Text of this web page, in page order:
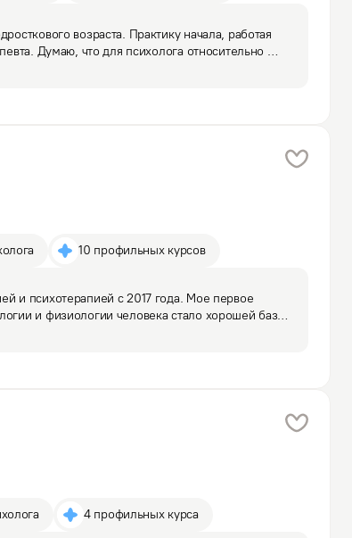
возраста. Практику начала, работая
Думаю, что для психолога относительно
ведь мы “работаем собой”, привнося
10 профильных курсов
и психотерапией с 2017 года. Мое первое
и физиологии человека стало хорошей базой
психики человека, а также ее связи с телом.
4 профильных курса